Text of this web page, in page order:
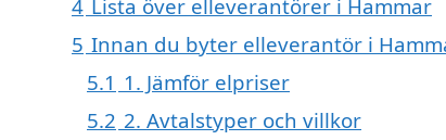
4 Lista över elleverantörer i Hammar
5 Innan du byter elleverantör i
5.1 1. Jämför elpriser
5.2 2. Avtalstyper och villkor